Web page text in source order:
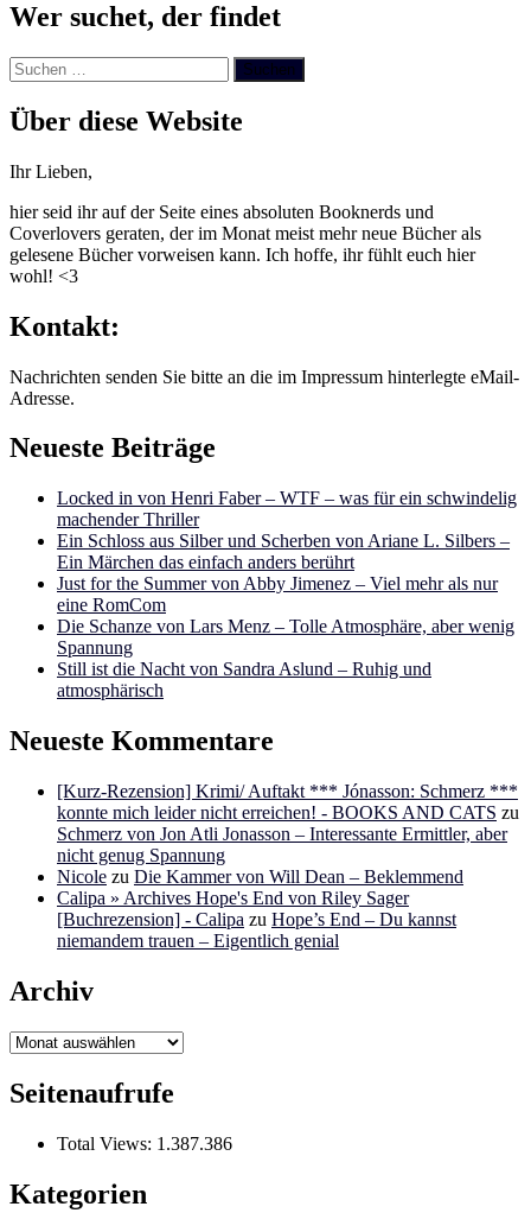
Wer suchet, der findet
Suchen
nach:
Über diese Website
Ihr Lieben,
hier seid ihr auf der Seite eines absoluten Booknerds und
Coverlovers geraten, der im Monat meist mehr neue Bücher als
gelesene Bücher vorweisen kann. Ich hoffe, ihr fühlt euch hier
wohl! <3
Kontakt:
Nachrichten senden Sie bitte an die im Impressum hinterlegte eMail-
Adresse.
Neueste Beiträge
Locked in von Henri Faber – WTF – was für ein schwindelig
machender Thriller
Ein Schloss aus Silber und Scherben von Ariane L. Silbers –
Ein Märchen das einfach anders berührt
Just for the Summer von Abby Jimenez – Viel mehr als nur
eine RomCom
Die Schanze von Lars Menz – Tolle Atmosphäre, aber wenig
Spannung
Still ist die Nacht von Sandra Aslund – Ruhig und
atmosphärisch
Neueste Kommentare
[Kurz-Rezension] Krimi/ Auftakt *** Jónasson: Schmerz ***
konnte mich leider nicht erreichen! - BOOKS AND CATS zu
Schmerz von Jon Atli Jonasson – Interessante Ermittler, aber
nicht genug Spannung
Nicole zu Die Kammer von Will Dean – Beklemmend
Calipa » Archives Hope's End von Riley Sager
[Buchrezension] - Calipa zu Hope’s End – Du kannst
niemandem trauen – Eigentlich genial
Archiv
Archiv
Seitenaufrufe
Total Views: 1.387.386
Kategorien